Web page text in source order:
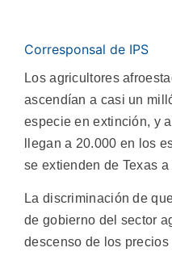
Corresponsal de IPS
Los agricultores
ascendían a casi un
especie en extinción, y
llegan a 20.000 en los
se extienden de Texas a
La discriminación de
de gobierno del sector
descenso de los